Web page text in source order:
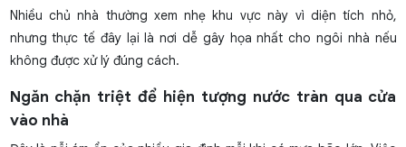
Nhiều chủ nhà thường xem nhẹ khu vực này vì diện tích nhỏ,
nhưng thực tế đây lại là nơi dễ gây họa nhất cho ngôi nhà nếu
không được xử lý đúng cách.
Ngăn chặn triệt để hiện tượng nước tràn qua cửa
vào nhà